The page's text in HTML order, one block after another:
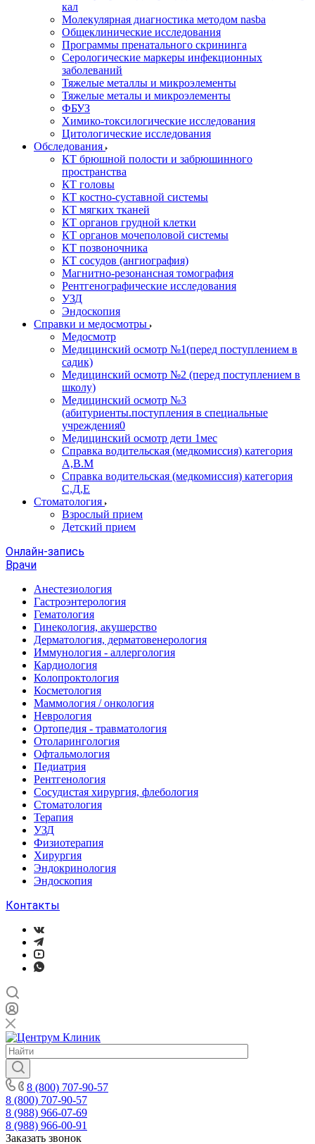
кал
Молекулярная диагностика методом nasba
Общеклинические исследования
Программы пренатального скрининга
Серологические маркеры инфекционных
заболеваний
Тяжелые металлы и микроэлементы
Тяжелые металы и микроэлементы
ФБУЗ
Химико-токсилогические исследования
Цитологические исследования
Обследования
КТ брюшной полости и забрюшинного
пространства
КТ головы
КТ костно-суставной системы
КТ мягких тканей
КТ органов грудной клетки
КТ органов мочеполовой системы
КТ позвоночника
КТ сосудов (ангиография)
Магнитно-резонансная томография
Рентгенографические исследования
УЗД
Эндоскопия
Справки и медосмотры
Медосмотр
Медицинский осмотр №1(перед поступлением в
садик)
Медицинский осмотр №2 (перед поступлением в
школу)
Медицинский осмотр №3
(абитуриенты.поступления в специальные
учреждения0
Медицинский осмотр дети 1мес
Справка водительская (медкомиссия) категория
А,В.М
Справка водительская (медкомиссия) категория
С,Д,Е
Стоматология
Взрослый прием
Детский прием
Онлайн-запись
Врачи
Анестезиология
Гастроэнтерология
Гематология
Гинекология, акушерство
Дерматология, дерматовенерология
Иммунология - аллергология
Кардиология
Колопроктология
Косметология
Маммология / онкология
Неврология
Ортопедия - травматология
Отоларингология
Офтальмология
Педиатрия
Рентгенология
Сосудистая хирургия, флебология
Стоматология
Терапия
УЗД
Физиотерапия
Хирургия
Эндокринология
Эндоскопия
Контакты
8 (800) 707-90-57
8 (800) 707-90-57
8 (988) 966-07-69
8 (988) 966-00-91
Заказать звонок